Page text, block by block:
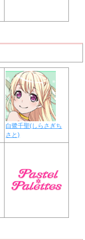
白鷺千聖(しらさぎち
さと)